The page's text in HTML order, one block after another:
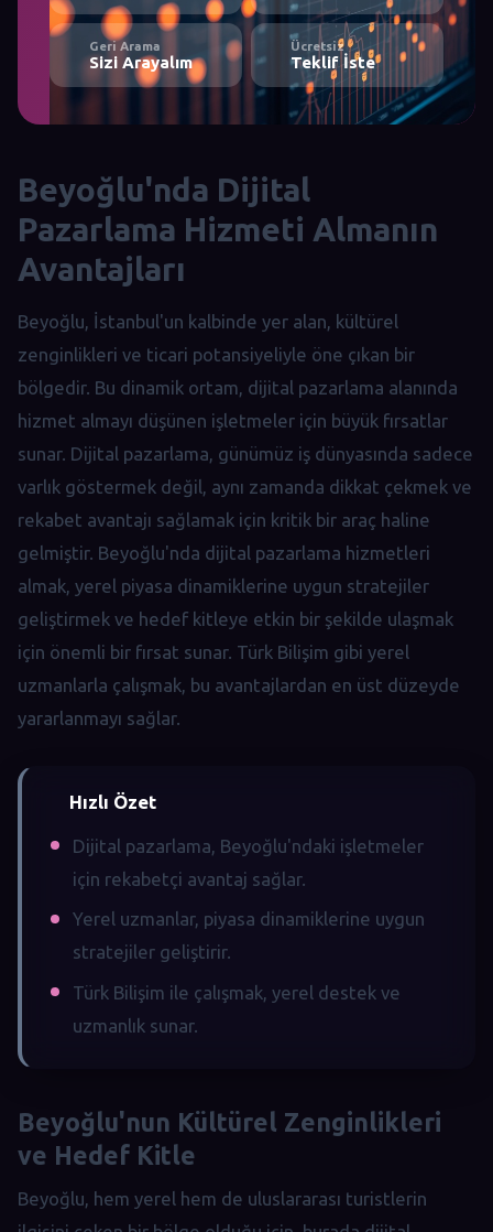
Geri Arama
Sizi Arayalım
Ücretsiz
Teklif İste
Beyoğlu'nda Dijital
Pazarlama Hizmeti Almanın
Avantajları
Beyoğlu, İstanbul'un kalbinde yer alan, kültürel
zenginlikleri ve ticari potansiyeliyle öne çıkan bir
bölgedir. Bu dinamik ortam, dijital pazarlama alanında
hizmet almayı düşünen işletmeler için büyük fırsatlar
sunar. Dijital pazarlama, günümüz iş dünyasında sadece
varlık göstermek değil, aynı zamanda dikkat çekmek ve
rekabet avantajı sağlamak için kritik bir araç haline
gelmiştir. Beyoğlu'nda dijital pazarlama hizmetleri
almak, yerel piyasa dinamiklerine uygun stratejiler
geliştirmek ve hedef kitleye etkin bir şekilde ulaşmak
için önemli bir fırsat sunar. Türk Bilişim gibi yerel
uzmanlarla çalışmak, bu avantajlardan en üst düzeyde
yararlanmayı sağlar.
Hızlı Özet
Dijital pazarlama, Beyoğlu'ndaki işletmeler
için rekabetçi avantaj sağlar.
Yerel uzmanlar, piyasa dinamiklerine uygun
stratejiler geliştirir.
Türk Bilişim ile çalışmak, yerel destek ve
uzmanlık sunar.
Beyoğlu'nun Kültürel Zenginlikleri
ve Hedef Kitle
Beyoğlu, hem yerel hem de uluslararası turistlerin